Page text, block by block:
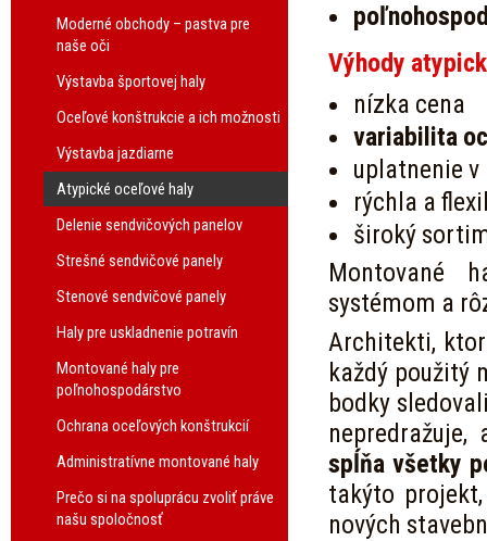
Moderné obchody – pastva pre
naše oči
Výstavba športovej haly
Oceľové konštrukcie a ich možnosti
Výstavba jazdiarne
Atypické oceľové haly
Delenie sendvičových panelov
Strešné sendvičové panely
Stenové sendvičové panely
Haly pre uskladnenie potravín
Montované haly pre
poľnohospodárstvo
Ochrana oceľových konštrukcií
Administratívne montované haly
Prečo si na spoluprácu zvoliť práve
našu spoločnosť
Výhody
nízka cena
variabilita
uplatnenie
rýchla a
široký
Montované
systémom a
Architekti,
každý použitý
bodky
spĺňa všetky
takýto
nových